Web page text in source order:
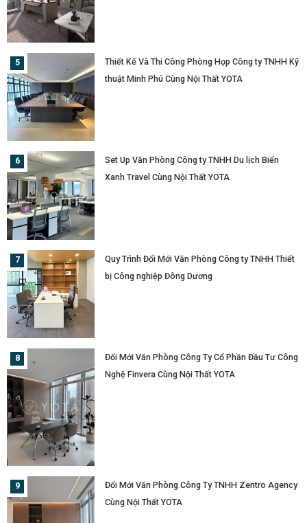
Thiết Kế Và Thi Công Phòng Họp Công ty TNHH Kỹ
thuật Minh Phú Cùng Nội Thất YOTA
Set Up Văn Phòng Công ty TNHH Du lịch Biển
Xanh Travel Cùng Nội Thất YOTA
Quy Trình Đổi Mới Văn Phòng Công ty TNHH Thiết
bị Công nghiệp Đông Dương
Đổi Mới Văn Phòng Công Ty Cổ Phần Đầu Tư Công
Nghệ Finvera Cùng Nội Thất YOTA
Đổi Mới Văn Phòng Công Ty TNHH Zentro Agency
Cùng Nội Thất YOTA